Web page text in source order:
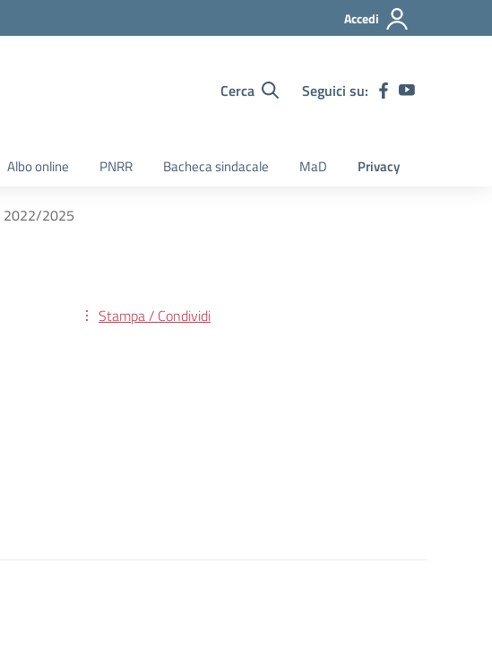
Accedi
Cerca Seguici su:
Albo online PNRR Bacheca sindacale MaD Privacy
2022/2025
Stampa / Condividi